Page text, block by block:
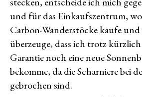
und für das Einkaufszentrum,
Carbon-Wanderstöcke kaufe
überzeuge, dass ich trotz
Garantie noch eine neue
bekomme, da die Scharniere bei
gebrochen sind.